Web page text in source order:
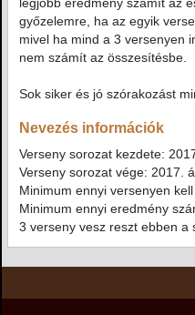
győzelemre, ha az egyik
mivel ha mind a 3 versenyen
nem számít az összesítésbe.
Sok siker és jó szórakozást
Nevezés információk
Verseny sorozat kezdete:
Verseny sorozat vége: 2017.
Minimum ennyi versenyen
Minimum ennyi eredmény
3 verseny vesz reszt ebben a